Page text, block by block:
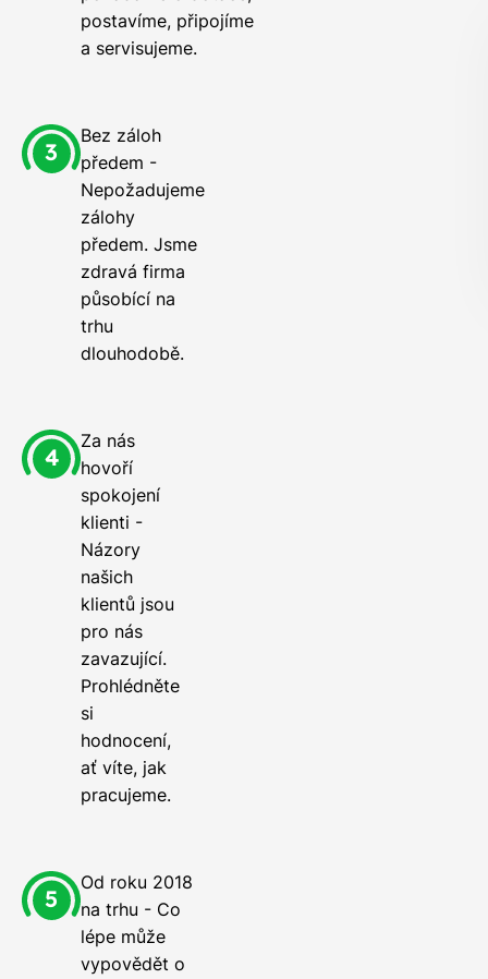
postavíme, připojíme
a servisujeme.
Bez záloh
předem -
Nepožadujeme
zálohy
předem. Jsme
zdravá firma
působící na
trhu
dlouhodobě.
Za nás
hovoří
spokojení
klienti -
Názory
našich
klientů jsou
pro nás
zavazující.
Prohlédněte
si
hodnocení,
ať víte, jak
pracujeme.
Od roku 2018
na trhu - Co
lépe může
vypovědět o